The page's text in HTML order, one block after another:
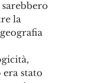
la
stato